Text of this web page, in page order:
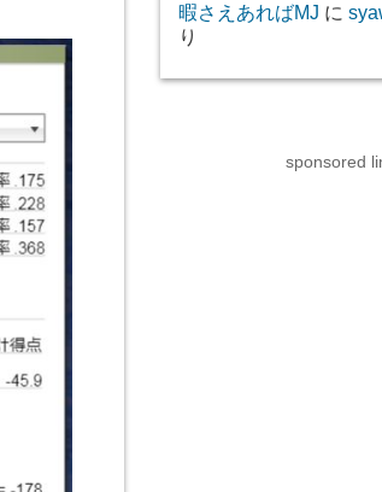
暇さえあればMJ に
り
sponsored